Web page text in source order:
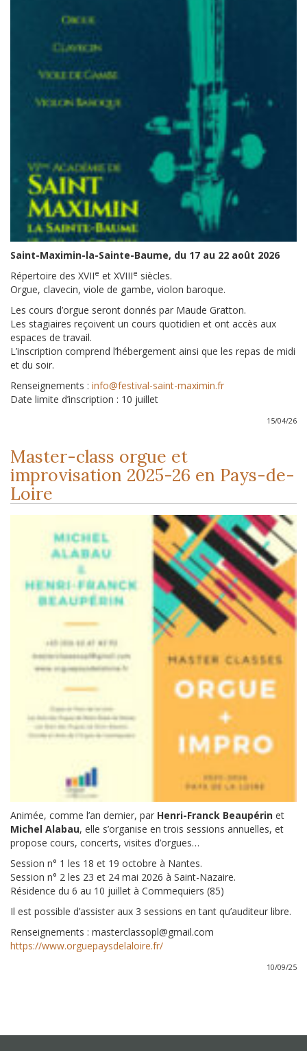
Saint-Maximin-la-Sainte-Baume, du 17 au 22 août 2026
Répertoire des XVIIe et XVIIIe siècles.
Orgue, clavecin, viole de gambe, violon baroque.
Les cours d’orgue seront donnés par Maude Gratton.
Les stagiaires reçoivent un cours quotidien et ont accès aux
espaces de travail.
L’inscription comprend l’hébergement ainsi que les repas de midi
et du soir.
Renseignements : info@festival-saint-maximin.fr
Date limite d’inscription : 10 juillet
15/04/26
Master-class orgue et
improvisation 2025-26 en Pays-de-
Loire
Animée, comme l’an dernier, par Henri-Franck Beaupérin et
Michel Alabau, elle s’organise en trois sessions annuelles, et
propose cours, concerts, visites d’orgues…
Session n° 1 les 18 et 19 octobre à Nantes.
Session n° 2 les 23 et 24 mai 2026 à Saint-Nazaire.
Résidence du 6 au 10 juillet à Commequiers (85)
Il est possible d’assister aux 3 sessions en tant qu’auditeur libre.
Renseignements : masterclassopl@gmail.com
https://www.orguepaysdelaloire.fr/
10/09/25